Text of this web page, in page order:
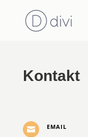
Kontakt
 EMAIL